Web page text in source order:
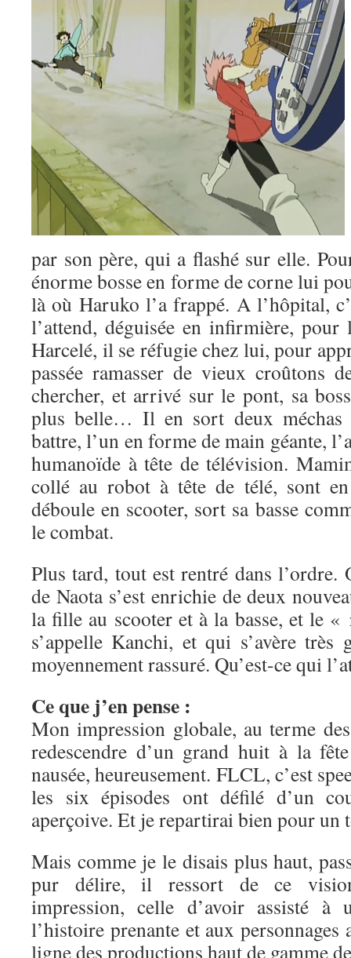
par son père, qui a flashé sur elle.
énorme bosse en forme de corne lui
là où Haruko l’a frappé. A l’hôpital,
l’attend, déguisée en infirmière,
Harcelé, il se réfugie chez lui, pour
passée ramasser de vieux croûtons
chercher, et arrivé sur le pont, sa
plus belle… Il en sort deux méchas
battre, l’un en forme de main géante,
humanoïde à tête de télévision.
collé au robot à tête de télé, sont
déboule en scooter, sort sa basse
le combat.
Plus tard, tout est rentré dans
de Naota s’est enrichie de deux
la fille au scooter et à la basse, et le
s’appelle Kanchi, et qui s’avère très
moyennement rassuré. Qu’est-ce qui
Ce que j’en pense :
Mon impression globale, au terme
redescendre d’un grand huit à la
nausée, heureusement. FLCL, c’est
les six épisodes ont défilé d’un
aperçoive. Et je repartirai bien pour un
Mais comme je le disais plus haut,
pur délire, il ressort de ce
impression, celle d’avoir assisté à
l’histoire prenante et aux personnages
ligne des productions haut de gamme